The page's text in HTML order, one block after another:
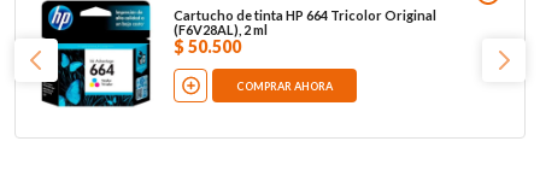
Cartucho de tinta HP 664 Tricolor Original
(F6V28AL), 2 ml
$ 50.500
COMPRAR AHORA